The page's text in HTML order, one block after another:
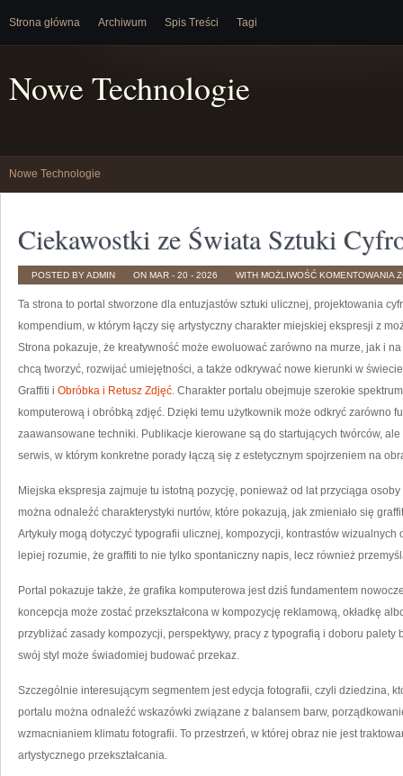
Strona główna Archiwum Spis Treści Tagi
Nowe Technologie
Nowe Technologie
Ciekawostki ze Świata Sztuki
POSTED BY ADMIN ON MAR - 20 - 2026 WITH MOŻLIWOŚĆ KOMENTOWANIA
Ta strona to portal stworzone dla entuzjastów sztuki ulicznej, projektowania
kompendium, w którym łączy się artystyczny charakter miejskiej ekspresji z
Strona pokazuje, że kreatywność może ewoluować zarówno na murze, jak i
chcą tworzyć, rozwijać umiejętności, a także odkrywać nowe kierunki w
Graffiti i Obróbka i Retusz Zdjęć. Charakter portalu obejmuje szerokie
komputerową i obróbką zdjęć. Dzięki temu użytkownik może odkryć zarówno
zaawansowane techniki. Publikacje kierowane są do startujących twórców,
serwis, w którym konkretne porady łączą się z estetycznym spojrzeniem na
Miejska ekspresja zajmuje tu istotną pozycję, ponieważ od lat przyciąga
można odnaleźć charakterystyki nurtów, które pokazują, jak zmieniało się
Artykuły mogą dotyczyć typografii ulicznej, kompozycji, kontrastów
lepiej rozumie, że graffiti to nie tylko spontaniczny napis, lecz również
Portal pokazuje także, że grafika komputerowa jest dziś fundamentem
koncepcja może zostać przekształcona w kompozycję reklamową, okładkę
przybliżać zasady kompozycji, perspektywy, pracy z typografią i doboru
swój styl może świadomiej budować przekaz.
Szczególnie interesującym segmentem jest edycja fotografii, czyli dziedzina,
portalu można odnaleźć wskazówki związane z balansem barw,
wzmacnianiem klimatu fotografii. To przestrzeń, w której obraz nie jest
artystycznego przekształcania.